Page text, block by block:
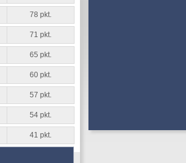
78 pkt.
71 pkt.
65 pkt.
60 pkt.
57 pkt.
54 pkt.
41 pkt.